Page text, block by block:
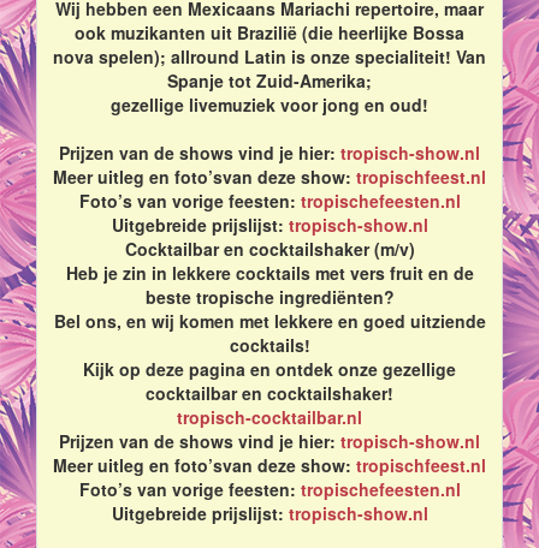
Wij hebben een Mexicaans Mariachi repertoire, maar
ook muzikanten uit Brazilië (die heerlijke Bossa
nova spelen); allround Latin is onze specialiteit! Van
Spanje tot Zuid-Amerika;
gezellige livemuziek voor jong en oud!
Prijzen van de shows vind je hier: tropisch-show.nl
Meer uitleg en foto’svan deze show: tropischfeest.nl
Foto’s van vorige feesten: tropischefeesten.nl
Uitgebreide prijslijst: tropisch-show.nl
Cocktailbar en cocktailshaker (m/v)
Heb je zin in lekkere cocktails met vers fruit en de
beste tropische ingrediënten?
Bel ons, en wij komen met lekkere en goed uitziende
cocktails!
Kijk op deze pagina en ontdek onze gezellige
cocktailbar en cocktailshaker!
tropisch-cocktailbar.nl
Prijzen van de shows vind je hier: tropisch-show.nl
Meer uitleg en foto’svan deze show: tropischfeest.nl
Foto’s van vorige feesten: tropischefeesten.nl
Uitgebreide prijslijst: tropisch-show.nl